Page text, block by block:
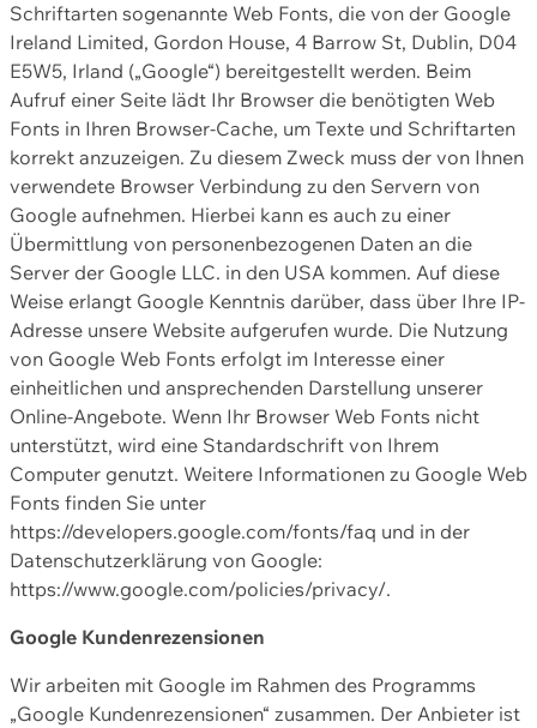
Schriftarten sogenannte Web Fonts, die von der Google
Ireland Limited, Gordon House, 4 Barrow St, Dublin, D04
E5W5, Irland („Google“) bereitgestellt werden. Beim
Aufruf einer Seite lädt Ihr Browser die benötigten Web
Fonts in Ihren Browser-Cache, um Texte und Schriftarten
korrekt anzuzeigen. Zu diesem Zweck muss der von Ihnen
verwendete Browser Verbindung zu den Servern von
Google aufnehmen. Hierbei kann es auch zu einer
Übermittlung von personenbezogenen Daten an die
Server der Google LLC. in den USA kommen. Auf diese
Weise erlangt Google Kenntnis darüber, dass über Ihre IP-
Adresse unsere Website aufgerufen wurde. Die Nutzung
von Google Web Fonts erfolgt im Interesse einer
einheitlichen und ansprechenden Darstellung unserer
Online-Angebote. Wenn Ihr Browser Web Fonts nicht
unterstützt, wird eine Standardschrift von Ihrem
Computer genutzt. Weitere Informationen zu Google Web
Fonts finden Sie unter
https://developers.google.com/fonts/faq und in der
Datenschutzerklärung von Google:
https://www.google.com/policies/privacy/.
Google Kundenrezensionen
Wir arbeiten mit Google im Rahmen des Programms
„Google Kundenrezensionen“ zusammen. Der Anbieter ist